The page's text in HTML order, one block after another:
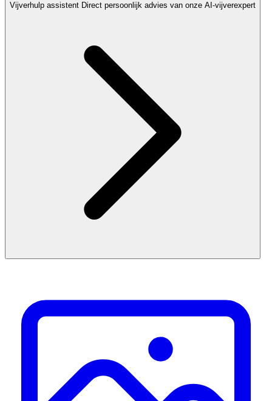
Vijverhulp assistent Direct persoonlijk advies van onze AI-vijverexpert